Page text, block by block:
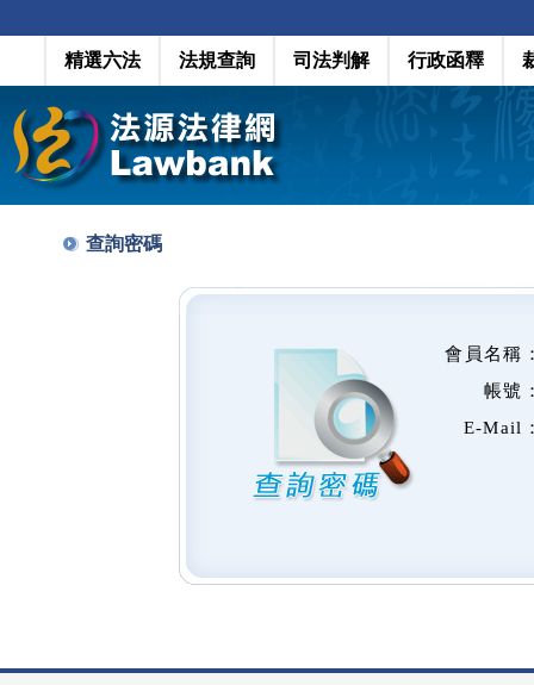
精選六法 法規查詢 司法判解 行政函釋
查詢密碼
會員名稱
帳號
E-Mail